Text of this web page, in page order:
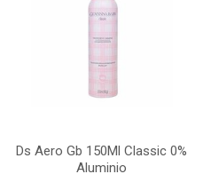
Ds Aero Gb 150Ml Classic 0%
Aluminio